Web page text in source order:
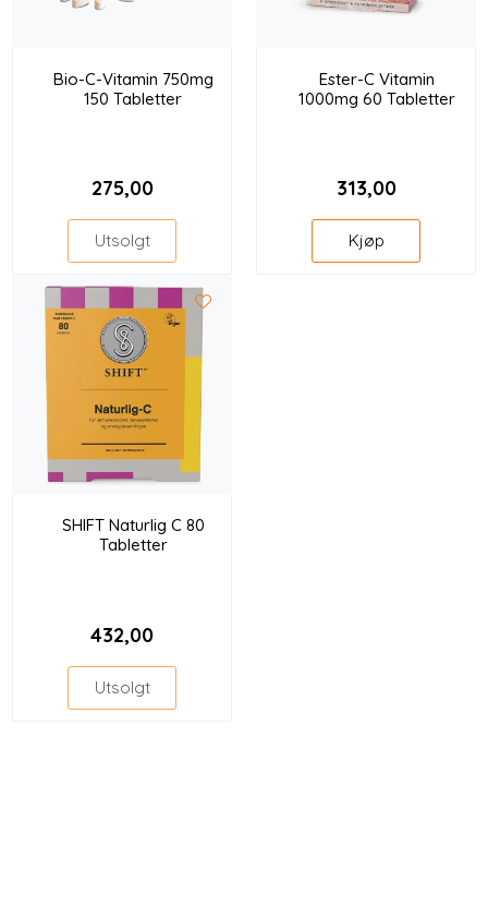
Bio-C-Vitamin 750mg
150 Tabletter
275,00
Utsolgt
Ester-C Vitamin
1000mg 60 Tabletter
313,00
Kjøp
SHIFT Naturlig C 80
Tabletter
432,00
Utsolgt